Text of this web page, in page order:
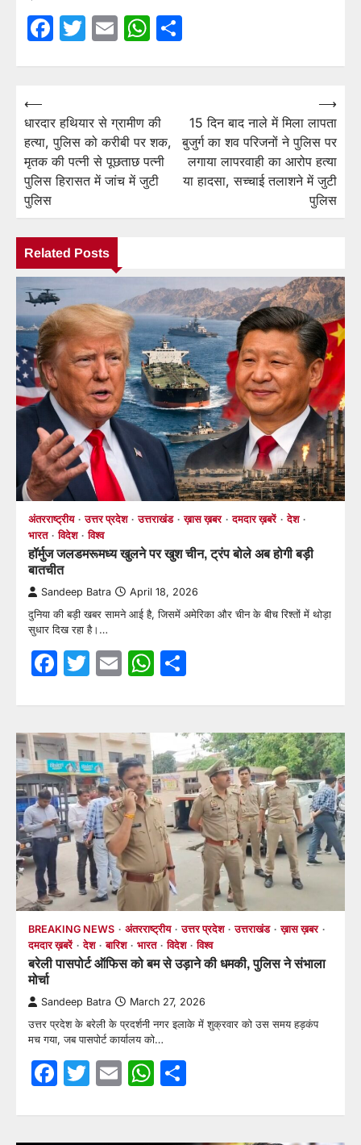
Facebook
Twitter
EmailWhatsApp
Post
navigation
⟵
धारदार हथियार से ग्रामीण की
हत्या, पुलिस को करीबी पर शक,
मृतक की पत्नी से पूछताछ पत्नी
पुलिस हिरासत में जांच में जुटी
पुलिस
15 दिन बाद नाले में मिला लापता
बुजुर्ग का शव परिजनों ने पुलिस पर
लगाया लापरवाही का आरोप हत्या
या हादसा, सच्चाई तलाशने में जुटी
पुलिस
⟶
Related Posts
अंतरराष्ट्रीय उत्तर प्रदेश उत्तराखंड ख़ास ख़बर दमदार ख़बरें
देश
भारत
विदेश विश्व
हॉर्मुज जलडमरूमध्य खुलने पर खुश चीन, ट्रंप बोले अब होगी बड़ी
बातचीत
Sandeep Batra April 18, 2026
दुनिया की बड़ी खबर सामने आई है, जिसमें अमेरिका और चीन के बीच रिश्तों में थोड़ा
सुधार दिख रहा है।…
Facebook
Twitter
EmailWhatsApp
BREAKING NEWS अंतरराष्ट्रीय उत्तर प्रदेश उत्तराखंड
ख़ास ख़बर
दमदार ख़बरें
देश बारिश भारत विदेश विश्व
बरेली पासपोर्ट ऑफिस को बम से उड़ाने की धमकी, पुलिस ने संभाला
मोर्चा
Sandeep Batra March 27, 2026
उत्तर प्रदेश के बरेली के प्रदर्शनी नगर इलाके में शुक्रवार को उस समय हड़कंप
मच गया, जब पासपोर्ट कार्यालय को…
Facebook
Twitter
EmailWhatsApp